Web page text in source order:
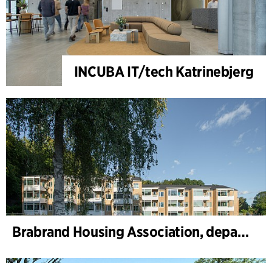
INCUBA IT/tech Katrinebjerg
Brabrand Housing Association, department 1 and 2